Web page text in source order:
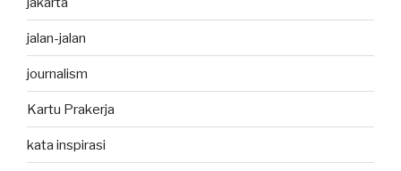
jalan-jalan
journalism
Kartu Prakerja
kata inspirasi